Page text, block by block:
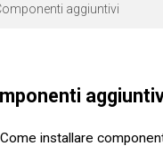
aggiuntivi
Come installare